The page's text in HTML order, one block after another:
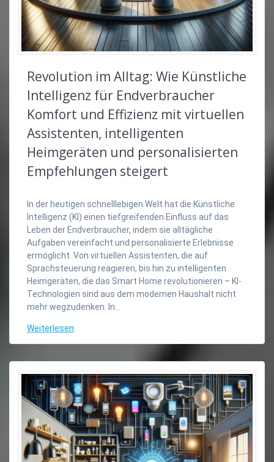
Revolution im Alltag: Wie Künstliche
Intelligenz für Endverbraucher
Komfort und Effizienz mit virtuellen
Assistenten, intelligenten
Heimgeräten und personalisierten
Empfehlungen steigert
In der heutigen schnelllebigen Welt hat die Künstliche
Intelligenz (KI) einen tiefgreifenden Einfluss auf das
Leben der Endverbraucher, indem sie alltägliche
Aufgaben vereinfacht und personalisierte Erlebnisse
ermöglicht. Von virtuellen Assistenten, die auf
Sprachsteuerung reagieren, bis hin zu intelligenten
Heimgeräten, die das Smart Home revolutionieren – KI-
Technologien sind aus dem modernen Haushalt nicht
mehr wegzudenken. In…
Weiterlesen